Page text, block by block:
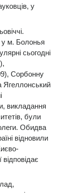
у
у м. Болонья
сьогодні
Сорбонну
Ягеллонський
викладання
були
Обидва
відновили